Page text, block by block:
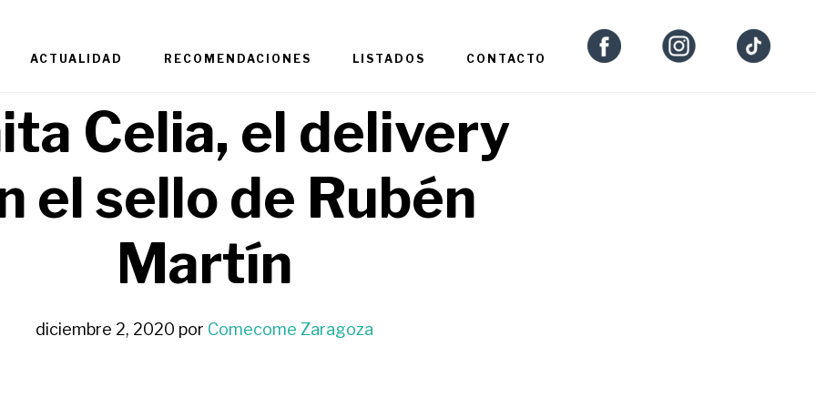
ACTUALIDAD RECOMENDACIONES LISTADOS CONTACTO
Celia, el delivery
el sello de Rubén
Martín
diciembre 2, 2020 por Comecome Zaragoza